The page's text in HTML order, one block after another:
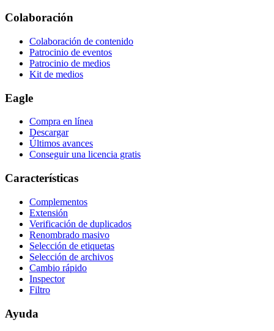
Colaboración
Colaboración de contenido
Patrocinio de eventos
Patrocinio de medios
Kit de medios
Eagle
Compra en línea
Descargar
Últimos avances
Conseguir una licencia gratis
Características
Complementos
Extensión
Verificación de duplicados
Renombrado masivo
Selección de etiquetas
Selección de archivos
Cambio rápido
Inspector
Filtro
Ayuda